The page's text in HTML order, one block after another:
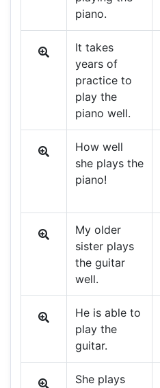
piano.
It takes
years of
practice to
play the
piano well.
How well
she plays the
piano!
My older
sister plays
the guitar
well.
He is able to
play the
guitar.
She plays